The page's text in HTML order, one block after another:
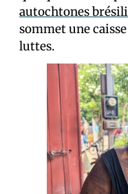
autochtones
sommet une
luttes.